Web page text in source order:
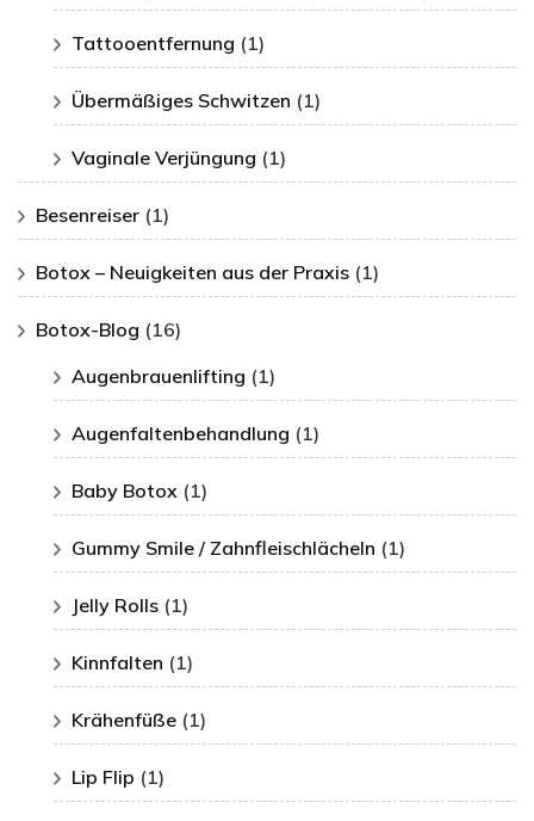
Tattooentfernung (1)
Übermäßiges Schwitzen (1)
Vaginale Verjüngung (1)
Besenreiser (1)
Botox – Neuigkeiten aus der Praxis (1)
Botox-Blog (16)
Augenbrauenlifting (1)
Augenfaltenbehandlung (1)
Baby Botox (1)
Gummy Smile / Zahnfleischlächeln (1)
Jelly Rolls (1)
Kinnfalten (1)
Krähenfüße (1)
Lip Flip (1)